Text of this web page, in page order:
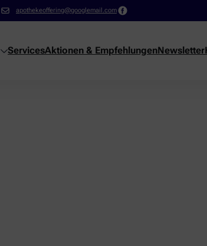
apothekeoffering@googlemail.com
ServicesAktionen & EmpfehlungenNewsletter